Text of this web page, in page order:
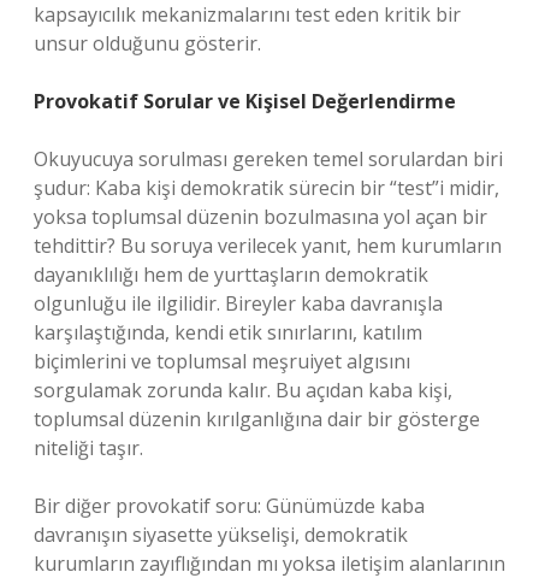
kapsayıcılık mekanizmalarını test eden kritik bir
unsur olduğunu gösterir.
Provokatif Sorular ve Kişisel Değerlendirme
Okuyucuya sorulması gereken temel sorulardan biri
şudur: Kaba kişi demokratik sürecin bir “test”i midir,
yoksa toplumsal düzenin bozulmasına yol açan bir
tehdittir? Bu soruya verilecek yanıt, hem kurumların
dayanıklılığı hem de yurttaşların demokratik
olgunluğu ile ilgilidir. Bireyler kaba davranışla
karşılaştığında, kendi etik sınırlarını, katılım
biçimlerini ve toplumsal meşruiyet algısını
sorgulamak zorunda kalır. Bu açıdan kaba kişi,
toplumsal düzenin kırılganlığına dair bir gösterge
niteliği taşır.
Bir diğer provokatif soru: Günümüzde kaba
davranışın siyasette yükselişi, demokratik
kurumların zayıflığından mı yoksa iletişim alanlarının